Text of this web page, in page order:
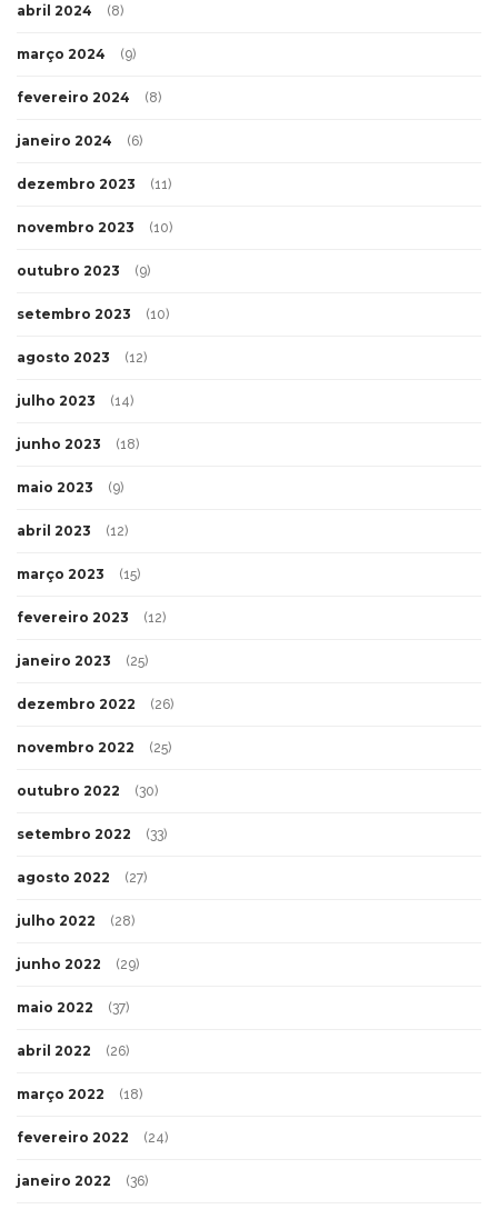
abril 2024 (8)
março 2024 (9)
fevereiro 2024 (8)
janeiro 2024 (6)
dezembro 2023 (11)
novembro 2023 (10)
outubro 2023 (9)
setembro 2023 (10)
agosto 2023 (12)
julho 2023 (14)
junho 2023 (18)
maio 2023 (9)
abril 2023 (12)
março 2023 (15)
fevereiro 2023 (12)
janeiro 2023 (25)
dezembro 2022 (26)
novembro 2022 (25)
outubro 2022 (30)
setembro 2022 (33)
agosto 2022 (27)
julho 2022 (28)
junho 2022 (29)
maio 2022 (37)
abril 2022 (26)
março 2022 (18)
fevereiro 2022 (24)
janeiro 2022 (36)